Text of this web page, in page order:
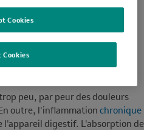
corporelle supérieure à
signe de processus
peu, par peur des douleurs
outre, l'inflammation chronique
digestif. L'absorption de
Cookies
Cookies